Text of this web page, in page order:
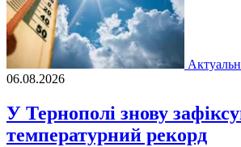
06.08.2026
У Тернополі знову
температурний рекорд